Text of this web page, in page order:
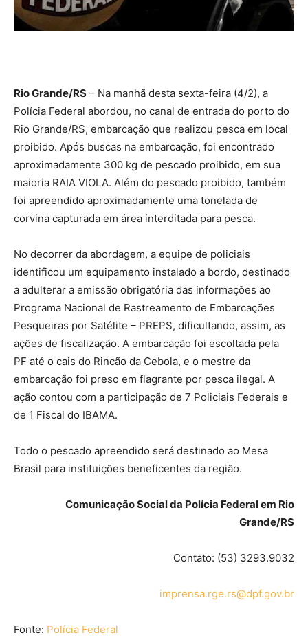
Rio Grande/RS – Na manhã desta sexta-feira (4/2), a
Polícia Federal abordou, no canal de entrada do porto do
Rio Grande/RS, embarcação que realizou pesca em local
proibido. Após buscas na embarcação, foi encontrado
aproximadamente 300 kg de pescado proibido, em sua
maioria RAIA VIOLA. Além do pescado proibido, também
foi apreendido aproximadamente uma tonelada de
corvina capturada em área interditada para pesca.
No decorrer da abordagem, a equipe de policiais
identificou um equipamento instalado a bordo, destinado
a adulterar a emissão obrigatória das informações ao
Programa Nacional de Rastreamento de Embarcações
Pesqueiras por Satélite – PREPS, dificultando, assim, as
ações de fiscalização. A embarcação foi escoltada pela
PF até o cais do Rincão da Cebola, e o mestre da
embarcação foi preso em flagrante por pesca ilegal. A
ação contou com a participação de 7 Policiais Federais e
de 1 Fiscal do IBAMA.
Todo o pescado apreendido será destinado ao Mesa
Brasil para instituições beneficentes da região.
Comunicação Social da Polícia Federal em Rio
Grande/RS
Contato: (53) 3293.9032
imprensa.rge.rs@dpf.gov.br
Fonte: Polícia Federal